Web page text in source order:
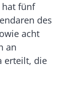
hat fünf
des
acht
an
erteilt, die